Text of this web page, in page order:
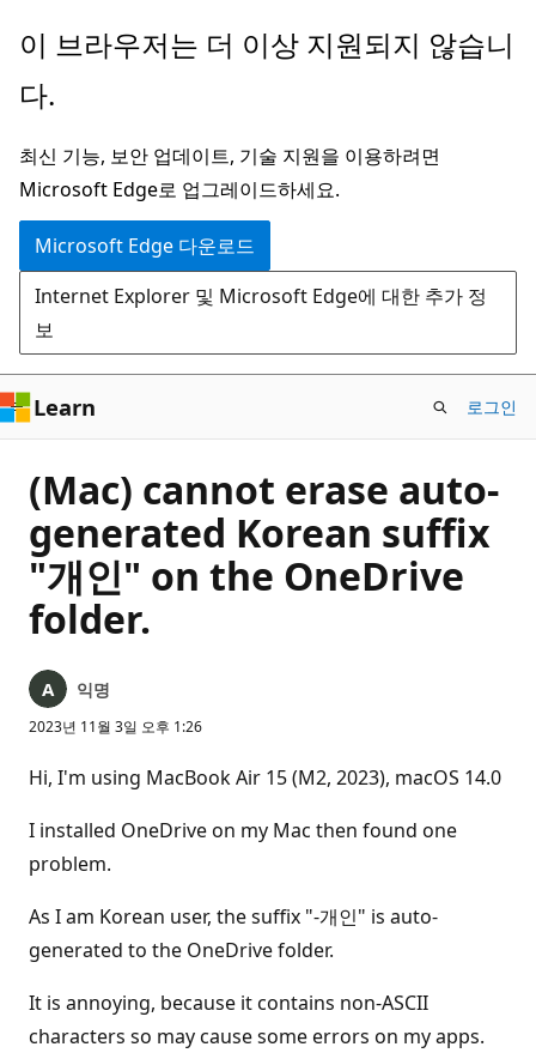
주
콘
츠
로
건
너
뛰
기
이 브라우저는 더 이상 지원되지 않습니
다.
최신 기능, 보안 업데이트, 기술 지원을 이용하려면
Microsoft Edge로 업그레이드하세요.
Microsoft Edge 다운로드
Internet Explorer 및 Microsoft Edge에 대한 추가 정
보
Learn 로그인
(Mac) cannot erase auto-
generated Korean suffix
"개인" on the OneDrive
folder.
익명
2023년 11월 3일 오후 1:26
Hi, I'm using MacBook Air 15 (M2, 2023), macOS 14.0
I installed OneDrive on my Mac then found one
problem.
As I am Korean user, the suffix "-개인" is auto-
generated to the OneDrive folder.
It is annoying, because it contains non-ASCII
characters so may cause some errors on my apps.